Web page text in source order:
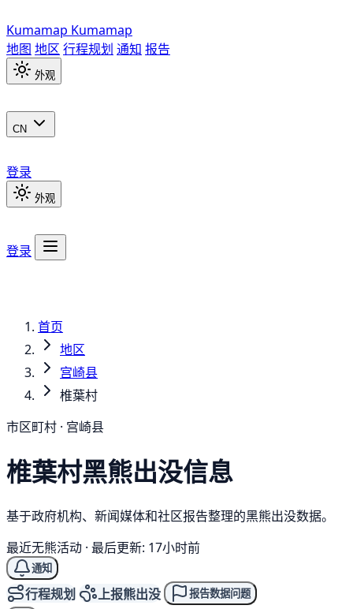
Kumamap Kumamap
地图 地区 行程规划 通知 报告
外观
CN
登录
外观
登录
首页
地区
宫崎县
椎葉村
市区町村 · 宫崎县
椎葉村黑熊出没信息
基于政府机构、新闻媒体和社区报告整理的黑熊出没数据。
最近无熊活动 · 最后更新: 17小时前
通知
行程规划 上报熊出没 报告数据问题